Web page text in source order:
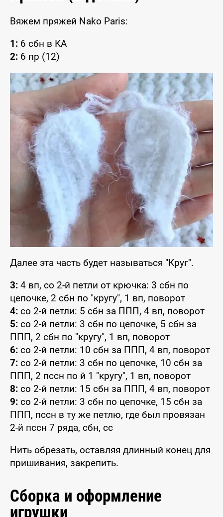
Вяжем пряжей Nako Paris:
1: 6 сбн в КА
2: 6 пр (12)
Далее эта часть будет называться "Круг".
3: 4 вп, со 2-й петли от крючка: 3 сбн по
цепочке, 2 сбн по "кругу", 1 вп, поворот
4: со 2-й петли: 5 сбн за ППП, 4 вп, поворот
5: со 2-й петли: 3 сбн по цепочке, 5 сбн за
ППП, 2 сбн по "кругу", 1 вп, поворот
6: со 2-й петли: 10 сбн за ППП, 4 вп, поворот
7: со 2-й петли: 3 сбн по цепочке, 10 сбн за
ППП, 2 пссн по й 1 "кругу", 1 вп, поворот
8: со 2-й петли: 15 сбн за ППП, 4 вп, поворот
9: со 2-й петли: 3 сбн по цепочке, 15 сбн за
ППП, пссн в ту же петлю, где был провязан
2-й пссн 7 ряда, сбн, сс
Нить обрезать, оставляя длинный конец для
пришивания, закрепить.
Сборка и оформление
игрушки